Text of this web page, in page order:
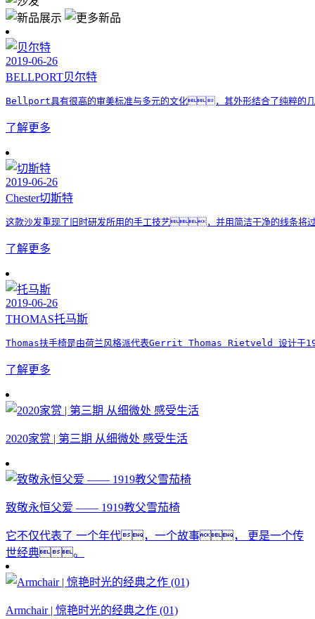
2019-06-26
BELLPORT贝尔特
Bellport具有很高的审美标准与多元的文化，其外形结合了纯粹的
了解更多
2019-06-26
Chester切斯特
这款沙发重现了旧时研发所用的手工技艺，并用简洁干净的线条
了解更多
2019-06-26
THOMAS托马斯
Thomas扶手椅是由荷兰风格派代表Gerrit Thomas Rietveld 设计
了解更多
2020家赏 | 第三期 从细微处 感受生活
致敬永恒父爱 —— 1919教父雪茄椅
它不仅代表了 一个年代，一个故事， 更是一个传
世经典。
Armchair | 惊艳时光的经典之作 (01)